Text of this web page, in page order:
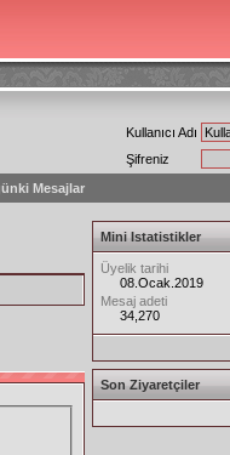
Kullanıcı Adı
Şifreniz
Mesajlar
Mini Istatistikler
Üyelik tarihi
08.Ocak.2019
Mesaj adeti
34,270
Son Ziyaretçiler